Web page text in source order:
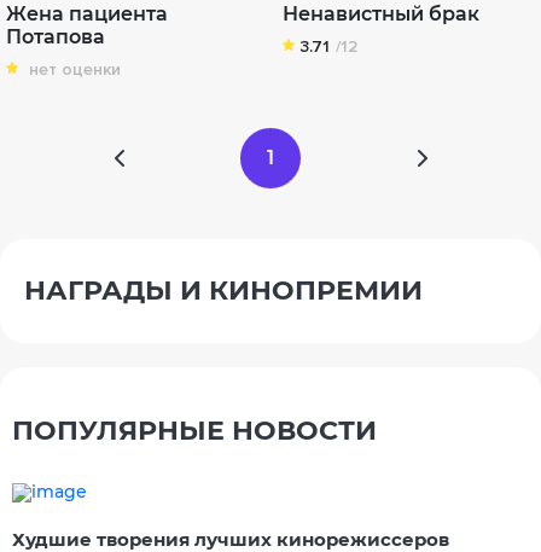
Жена пациента
Потапова
нет оценки
Ненавистный брак
3.71 /12
1
НАГРАДЫ И КИНОПРЕМИИ
ПОПУЛЯРНЫЕ НОВОСТИ
Худшие творения лучших кинорежиссеров